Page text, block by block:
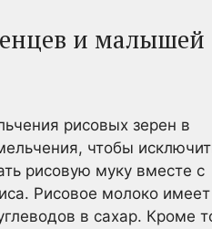
и малышей
рисовых зерен в
чтобы
рисовую муку вместе с
Рисовое молоко имеет
в сахар. Кроме